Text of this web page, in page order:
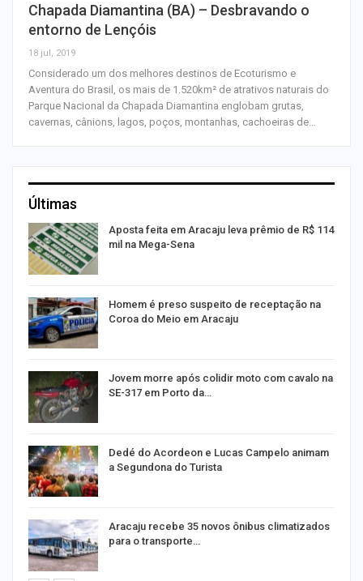
Chapada Diamantina (BA) – Desbravando o
entorno de Lençóis
18 jul, 2019
Considerado um dos melhores destinos de Ecoturismo e
Aventura do Brasil, os mais de 1.520km² de atrativos naturais do
Parque Nacional da Chapada Diamantina englobam grutas,
cavernas, cânions, lagos, poços, montanhas, cachoeiras de…
Últimas
Aposta feita em Aracaju leva prêmio de R$ 114
mil na Mega-Sena
Homem é preso suspeito de receptação na
Coroa do Meio em Aracaju
Jovem morre após colidir moto com cavalo na
SE-317 em Porto da…
Dedé do Acordeon e Lucas Campelo animam
a Segundona do Turista
Aracaju recebe 35 novos ônibus climatizados
para o transporte…